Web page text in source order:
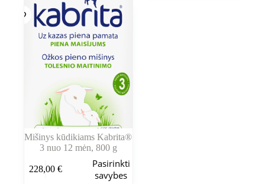
variantus.
Variantus
galite
pasirinkti
puslapyje
Mišinys kūdikiams Kabrita®
3 nuo 12 mėn, 800 g
228,00 €
Pasirinkti
savybes
produktas